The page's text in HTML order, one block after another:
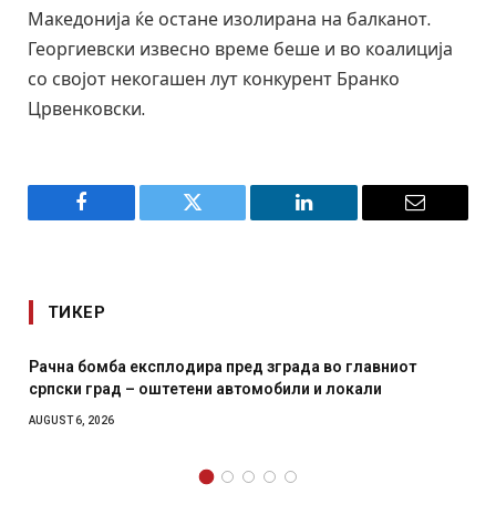
Македонија ќе остане изолирана на балканот.
Георгиевски извесно време беше и во коалиција
со својот некогашен лут конкурент Бранко
Црвенковски.
Facebook Twitter LinkedIn Email
ТИКЕР
во главниот
и локали
И Данска се милитарилизира –
месечна воена